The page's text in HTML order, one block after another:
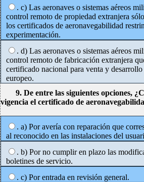
. c) Las aeronaves o sistemas aéreos
control remoto de propiedad extranjera
los certificados de aeronavegabilidad
experimentación.
. d) Las aeronaves o sistemas aéreos
control remoto de fabricación extranjera
certificado nacional para venta y
europeo.
9. De entre las siguientes opciones,
vigencia el certificado de
. a) Por avería con reparación que
al reconocido en las instalaciones del
. b) Por no cumplir en plazo las
boletines de servicio.
. c) Por entrada en revisión general.